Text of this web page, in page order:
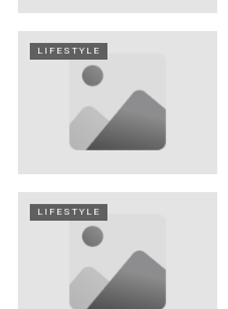
LIFESTYLE
LIFESTYLE